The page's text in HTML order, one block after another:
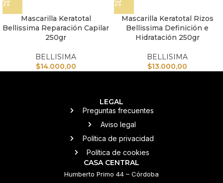
Mascarilla Keratotal
Bellissima Reparación Capilar
250gr
BELLISIMA
$14.000,00
Mascarilla Keratotal Rizos
Bellissima Definición e
Hidratación 250gr
BELLISIMA
$13.000,00
LEGAL
Preguntas frecuentes
Aviso legal
Política de privacidad
Política de cookies
CASA CENTRAL
Humberto Primo 44 – Córdoba